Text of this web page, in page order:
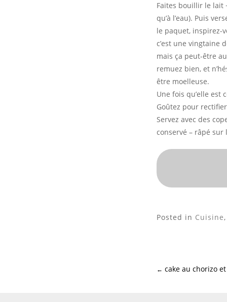
Faites bouillir le lait
qu’à l’eau). Puis
le paquet, inspirez-
c’est une vingtaine
mais ça peut-être
remuez bien, et
être moelleuse.
Une fois qu’elle est
Goûtez pour
Servez avec des
conservé – râpé sur
Posted in Cuisine
Post
← cake au chorizo